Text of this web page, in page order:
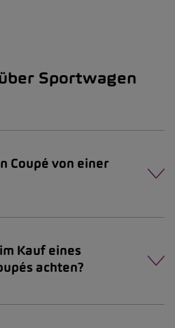
Sportwagen
Coupé von einer
Kauf eines
achten?